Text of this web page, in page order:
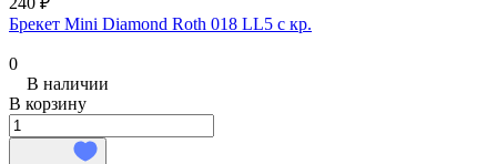
Брекет Mini Diamond Roth 018 LL5 с кр.
0
В наличии
В корзину